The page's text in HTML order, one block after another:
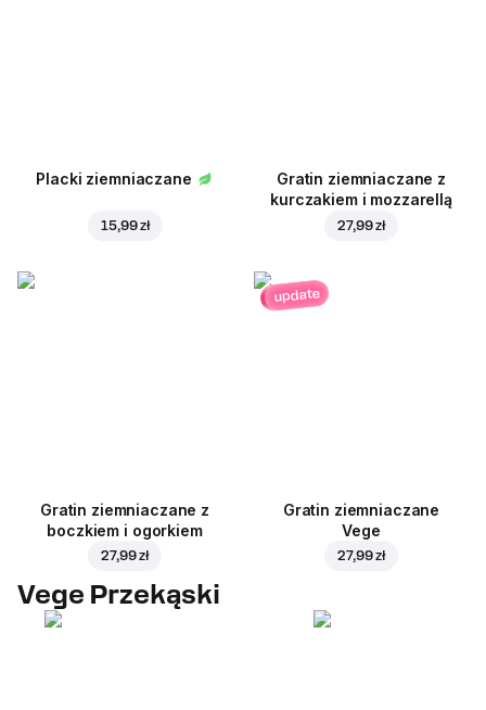
Placki ziemniaczane
15,99 zł
Gratin ziemniaczane z
kurczakiem i mozzarellą
27,99 zł
Gratin ziemniaczane z
boczkiem i ogorkiem
27,99 zł
update
Gratin ziemniaczane
Vege
27,99 zł
Vege Przekąski